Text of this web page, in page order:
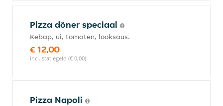
Pizza döner speciaal
Kebap, ui, tomaten, looksaus.
€ 12,00
incl. statiegeld (€ 0,00)
Pizza Napoli